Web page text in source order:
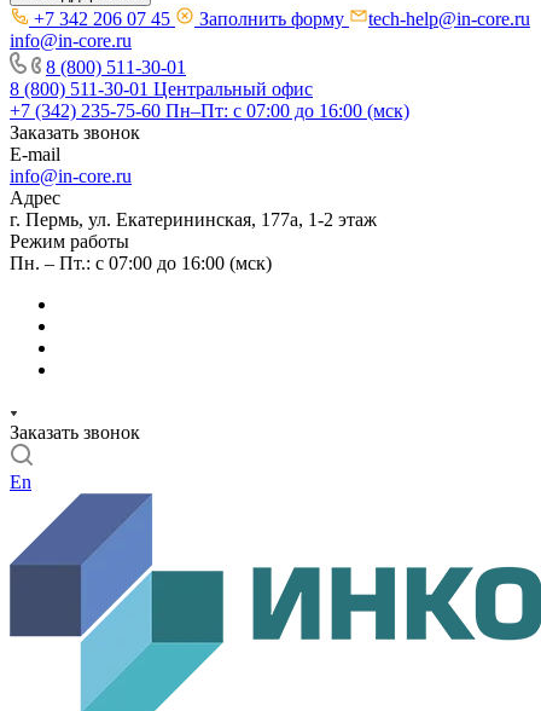
+7 342 206 07 45 Заполнить форму
tech-help@in-core.ru
info@in-core.ru
8 (800) 511-30-01
8 (800) 511-30-01 Центральный офис
+7 (342) 235-75-60 Пн–Пт: с 07:00 до 16:00 (мск)
Заказать звонок
E-mail
info@in-core.ru
Адрес
г. Пермь, ул. ​Екатерининская, 177а, ​1-2 этаж
Режим работы
Пн. – Пт.: с 07:00 до 16:00 (мск)
Заказать звонок
En